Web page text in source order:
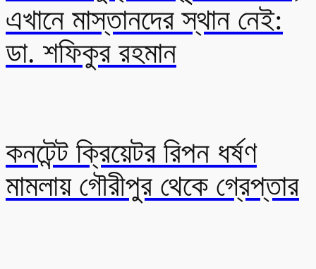
এখানে মাস্তানদের স্থান নেই:
ডা. শফিকুর রহমান
কনটেন্ট ক্রিয়েটর রিপন ধর্ষণ
মামলায় গৌরীপুর থেকে গ্রেপ্তার